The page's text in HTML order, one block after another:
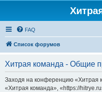
FAQ
Список форумов
Хитрая команда - Общие
Заходя на конференцию
«Хитрая команда», «https://